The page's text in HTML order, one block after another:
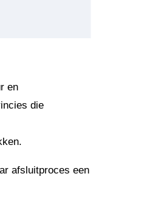
en
die
afsluitproces een